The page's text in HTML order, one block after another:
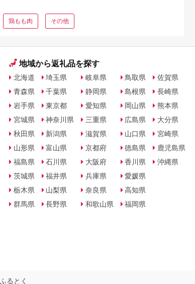
鶏もも肉 その他
地域から返礼品を探す
北海道
青森県
岩手県
宮城県
秋田県
山形県
福島県
茨城県
栃木県
群馬県
埼玉県
千葉県
東京都
神奈川県
新潟県
富山県
石川県
福井県
山梨県
長野県
岐阜県
静岡県
愛知県
三重県
滋賀県
京都府
大阪府
兵庫県
奈良県
和歌山県
鳥取県
島根県
岡山県
広島県
山口県
徳島県
香川県
愛媛県
高知県
福岡県
佐賀県
長崎県
熊本県
大分県
宮崎県
鹿児島県
沖縄県
ふるとく